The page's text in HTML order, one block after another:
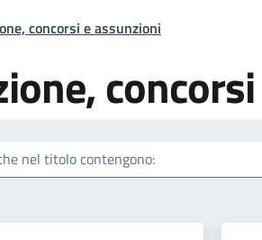
pane
concorsi e assunzioni
nel titolo contengono: